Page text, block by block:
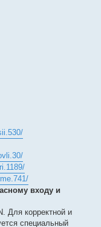
входу и
Для корректной и
специальный